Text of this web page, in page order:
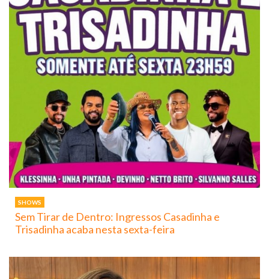
SHOWS
Sem Tirar de Dentro: Ingressos Casadinha e
Trisadinha acaba nesta sexta-feira